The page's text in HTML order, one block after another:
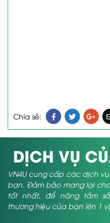
Chia sẻ:
DỊCH VỤ
VN4U cung cấp các dịch
bạn. Đảm bảo mang lại
tốt nhất, để nâng tầm
thương hiệu của bạn lên 1